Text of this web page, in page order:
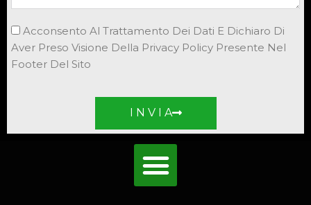
Acconsento Al Trattamento Dei Dati E Dichiaro Di
Aver Preso Visione Della Privacy Policy Presente Nel
Footer Del Sito
I N V I A